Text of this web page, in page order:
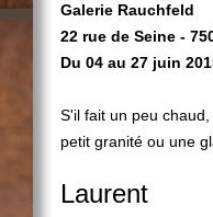
Galerie Rauchfeld
22 rue de Seine -
Du 04 au 27 juin
S'il fait un peu
petit granité ou une
Laurent